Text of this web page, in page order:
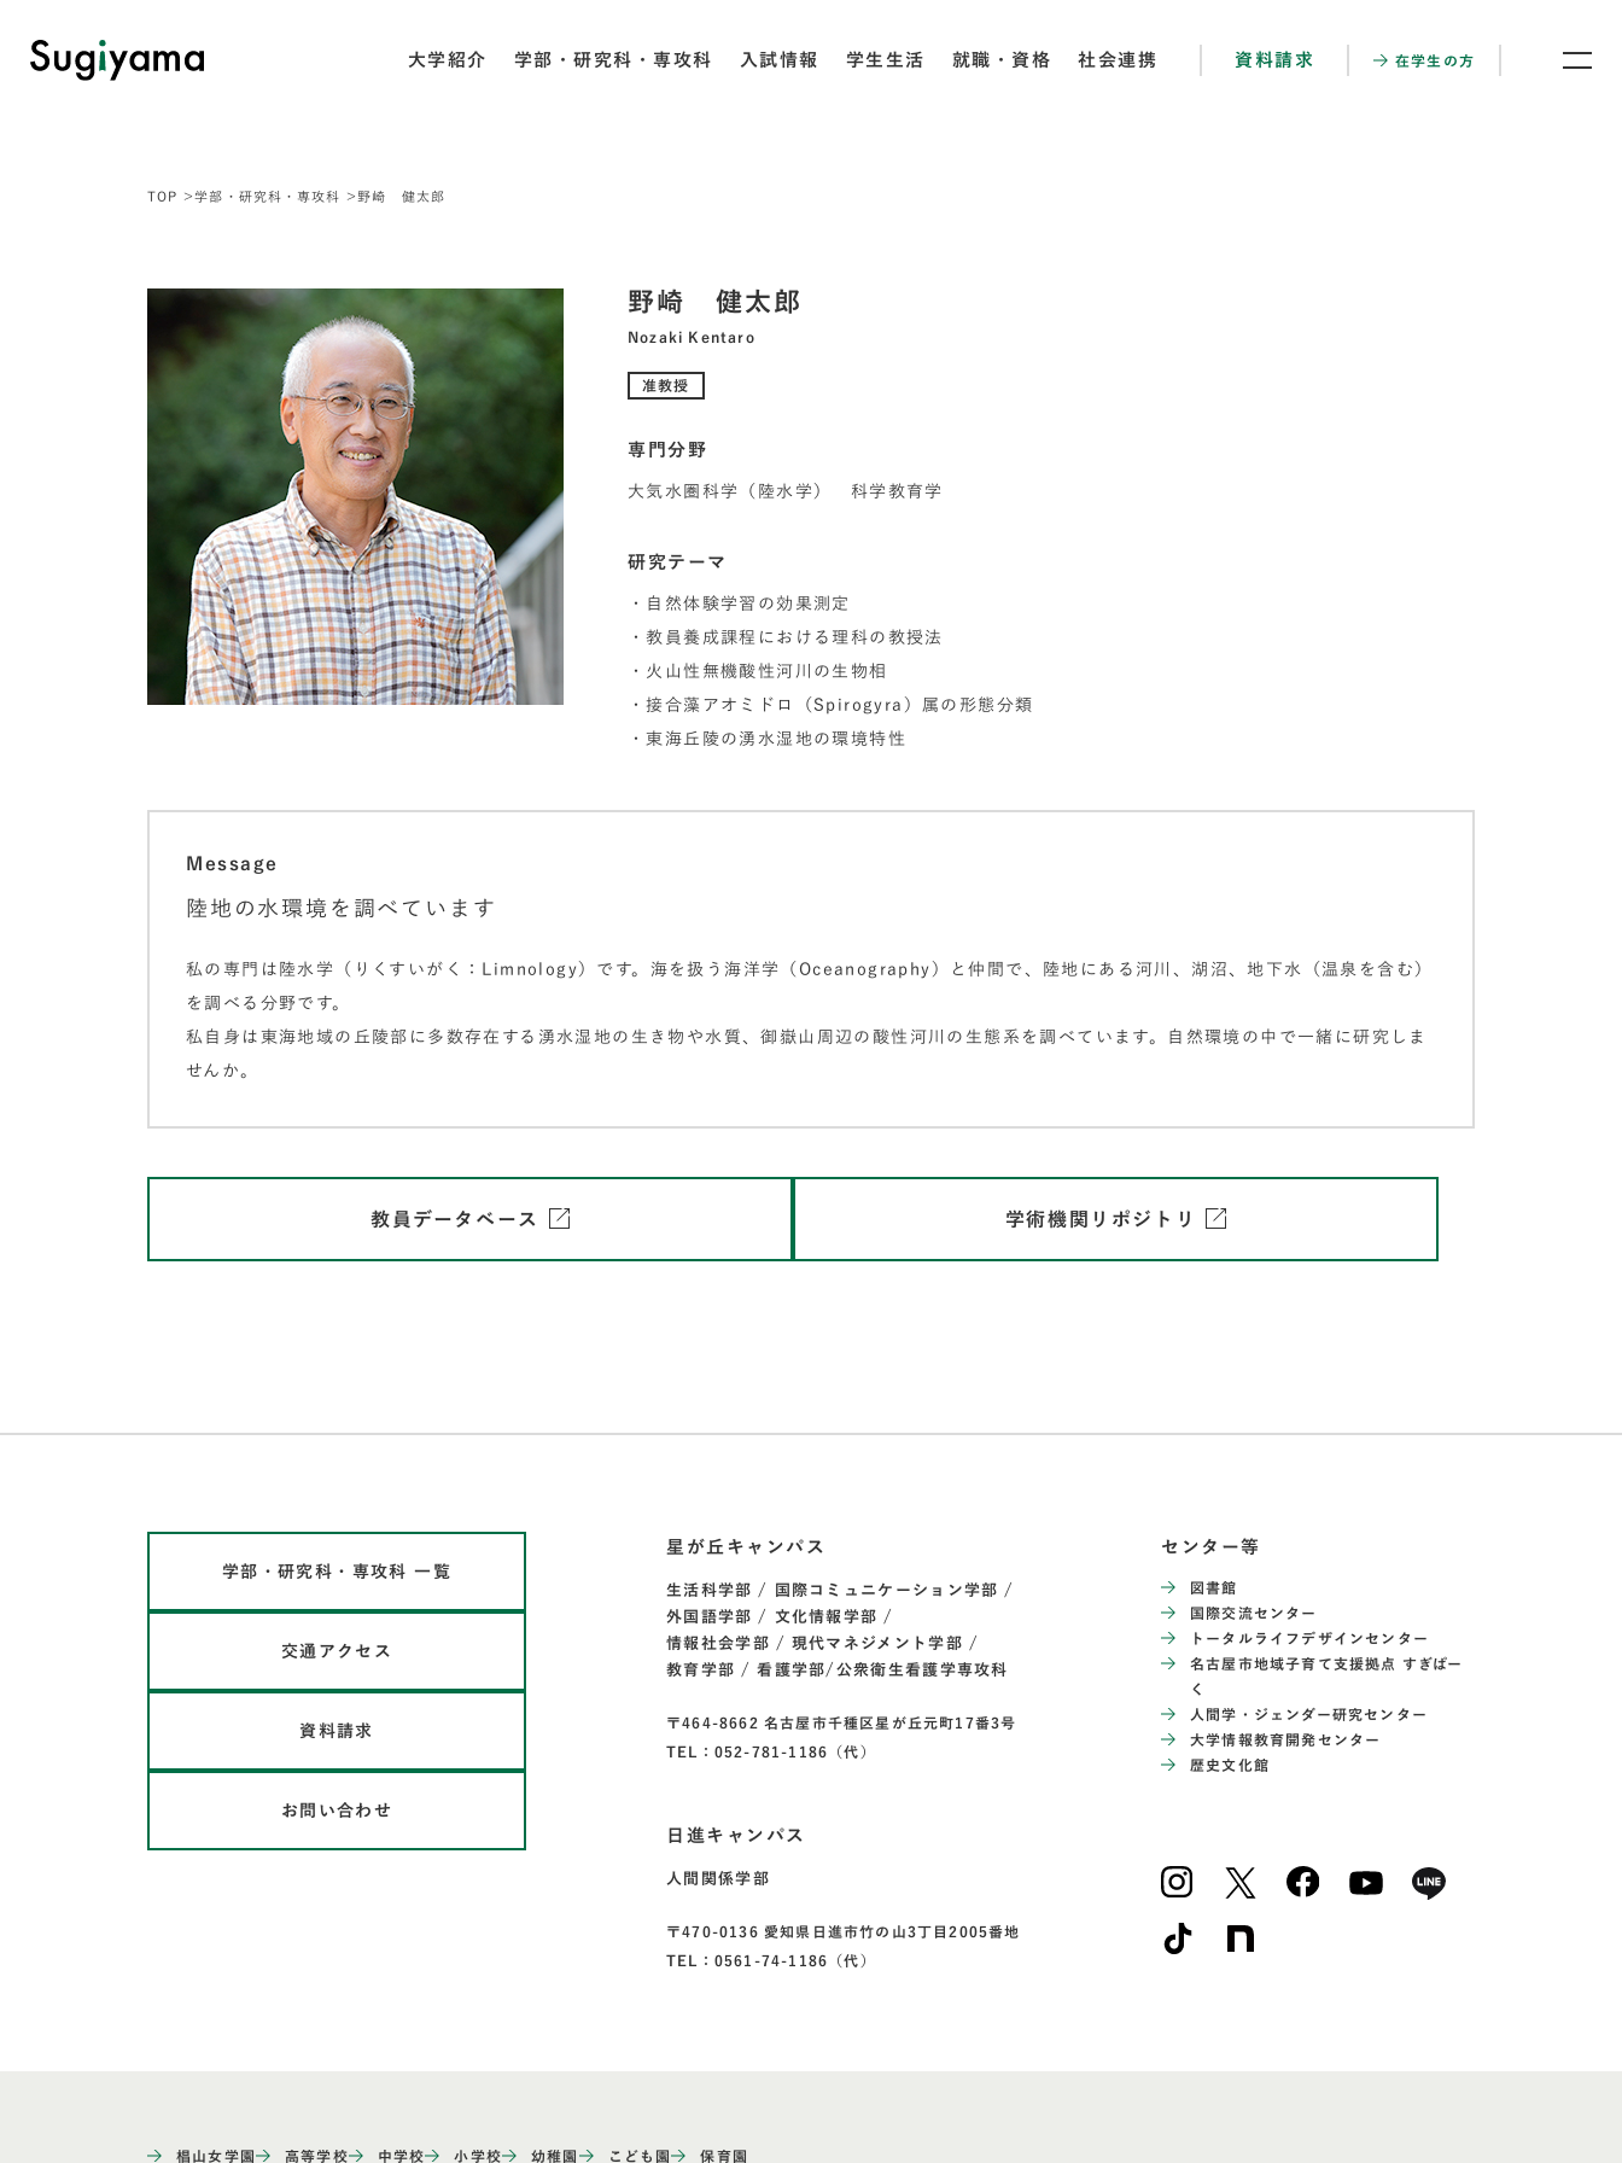
大学紹介 学部・研究科・専攻科 入試情報 学生生活 就職・資格 社会連携 資料請求 在学生の方
TOP 学部・研究科・専攻科 野崎 健太郎
野崎 健太郎
Nozaki Kentaro
准教授
専門分野
大気水圏科学（陸水学） 科学教育学
研究テーマ
・自然体験学習の効果測定
・教員養成課程における理科の教授法
・火山性無機酸性河川の生物相
・接合藻アオミドロ（Spirogyra）属の形態分類
・東海丘陵の湧水湿地の環境特性
Message
陸地の水環境を調べています
私の専門は陸水学（りくすいがく：Limnology）です。海を扱う海洋学（Oceanography）と仲間で、陸地にある河川、湖沼、地下水（温泉を含む）
を調べる分野です。
私自身は東海地域の丘陵部に多数存在する湧水湿地の生き物や水質、御嶽山周辺の酸性河川の生態系を調べています。自然環境の中で一緒に研究しま
せんか。
教員データベース 学術機関リポジトリ
学部・研究科・専攻科 一覧
交通アクセス
資料請求
お問い合わせ
星が丘キャンパス
生活科学部
国際コミュニケーション学部
外国語学部
文化情報学部
情報社会学部
現代マネジメント学部
教育学部
看護学部/公衆衛生看護学専攻科
〒464-8662 名古屋市千種区星が丘元町17番3号
TEL：052-781-1186（代）
日進キャンパス
人間関係学部
〒470-0136 愛知県日進市竹の山3丁目2005番地
TEL：0561-74-1186（代）
センター等
図書館
国際交流センター
トータルライフデザインセンター
名古屋市地域子育て支援拠点 すぎぱー
く
人間学・ジェンダー研究センター
大学情報教育開発センター
歴史文化館
椙山女学園 高等学校 中学校 小学校 幼稚園 こども園 保育園